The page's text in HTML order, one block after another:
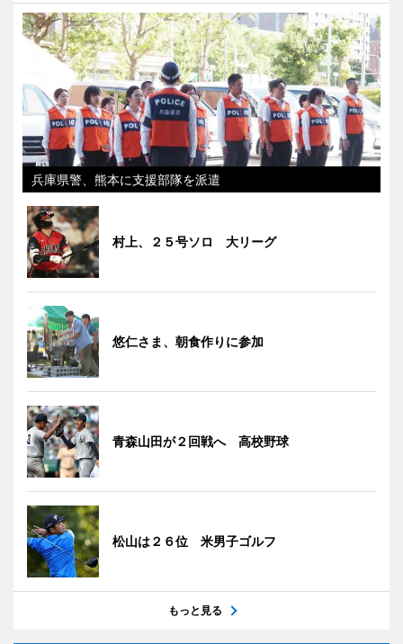
兵庫県警、熊本に支援部隊を派遣
村上、２５号ソロ 大リーグ
悠仁さま、朝食作りに参加
青森山田が２回戦へ 高校野球
松山は２６位 米男子ゴルフ
もっと見る